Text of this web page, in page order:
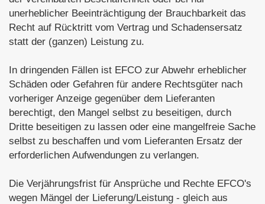
unerheblicher Beeinträchtigung der Brauchbarkeit das
Recht auf Rücktritt vom Vertrag und Schadensersatz
statt der (ganzen) Leistung zu.
In dringenden Fällen ist EFCO zur Abwehr erheblicher
Schäden oder Gefahren für andere Rechtsgüter nach
vorheriger Anzeige gegenüber dem Lieferanten
berechtigt, den Mangel selbst zu beseitigen, durch
Dritte beseitigen zu lassen oder eine mangelfreie Sache
selbst zu beschaffen und vom Lieferanten Ersatz der
erforderlichen Aufwendungen zu verlangen.
Die Verjährungsfrist für Ansprüche und Rechte EFCO's
wegen Mängel der Lieferung/Leistung - gleich aus